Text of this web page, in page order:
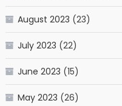
August 2023 (23)
July 2023 (22)
June 2023 (15)
May 2023 (26)